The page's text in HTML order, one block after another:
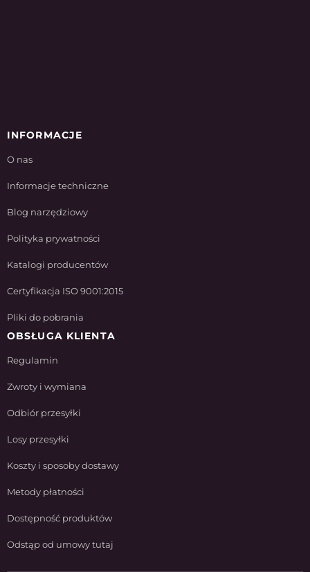
INFORMACJE
O nas
Informacje techniczne
Blog narzędziowy
Polityka prywatności
Katalogi producentów
Certyfikacja ISO 9001:2015
Pliki do pobrania
OBSŁUGA KLIENTA
Regulamin
Zwroty i wymiana
Odbiór przesyłki
Losy przesyłki
Koszty i sposoby dostawy
Metody płatności
Dostępność produktów
Odstąp od umowy tutaj